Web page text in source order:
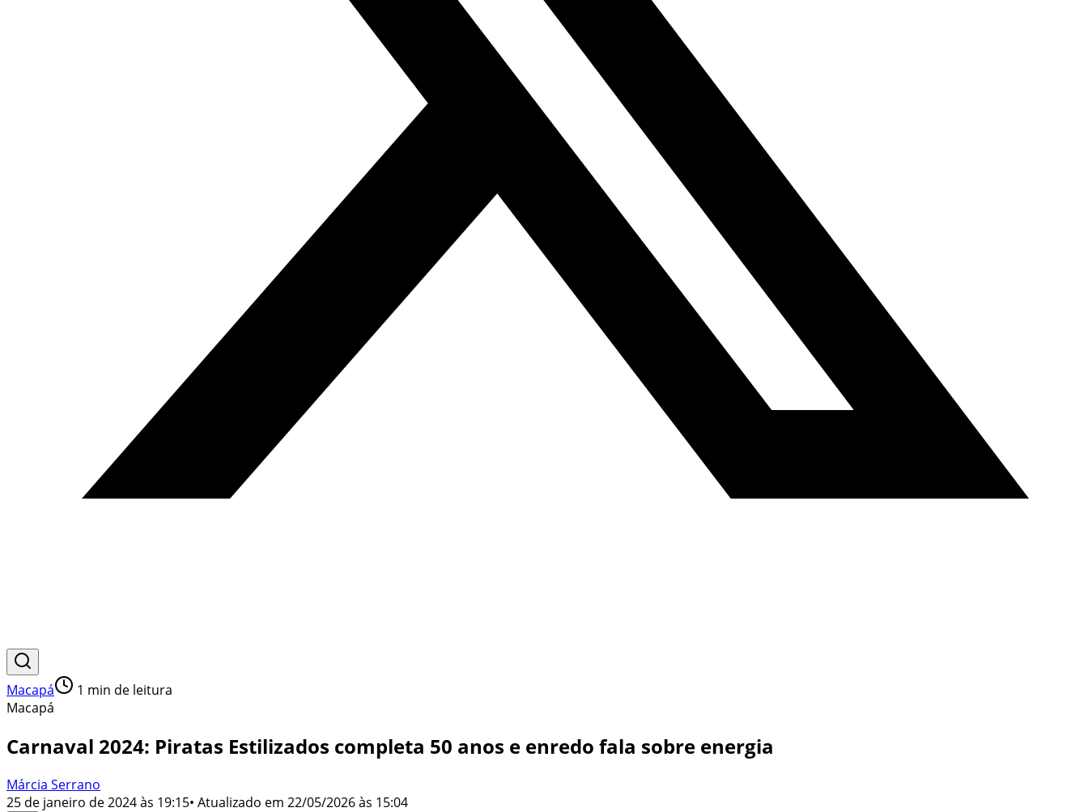
Macapá 1 min de leitura
Macapá
Carnaval 2024: Piratas Estilizados completa 50 anos e enredo fala sobre energia
Márcia Serrano
25 de janeiro de 2024 às 19:15• Atualizado em 22/05/2026 às 15:04